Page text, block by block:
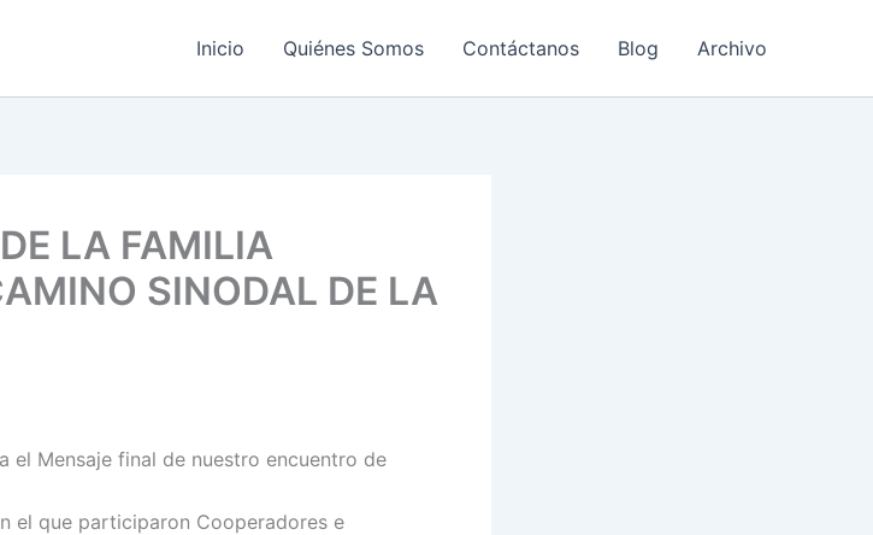
Inicio Quiénes Somos Contáctanos Blog Archivo
LA FAMILIA
SINODAL DE LA
el Mensaje final de nuestro encuentro de
el que participaron Cooperadores e